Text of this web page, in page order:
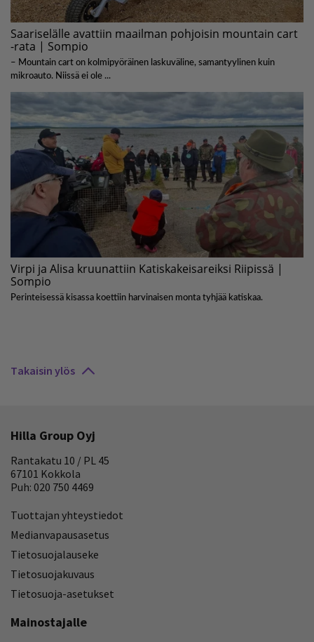
Takaisin ylös
Hilla Group Oyj
Rantakatu 10 / PL 45
67101 Kokkola
Puh: 020 750 4469
Tuottajan yhteystiedot
Medianvapausasetus
Tietosuojalauseke
Tietosuojakuvaus
Tietosuoja-asetukset
Mainostajalle